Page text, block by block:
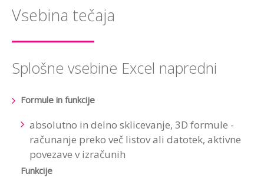
Vsebina tečaja
Splošne vsebine Excel napredni
Formule in funkcije
absolutno in delno sklicevanje, 3D formule -
računanje preko več listov ali datotek, aktivne
povezave v izračunih
Funkcije